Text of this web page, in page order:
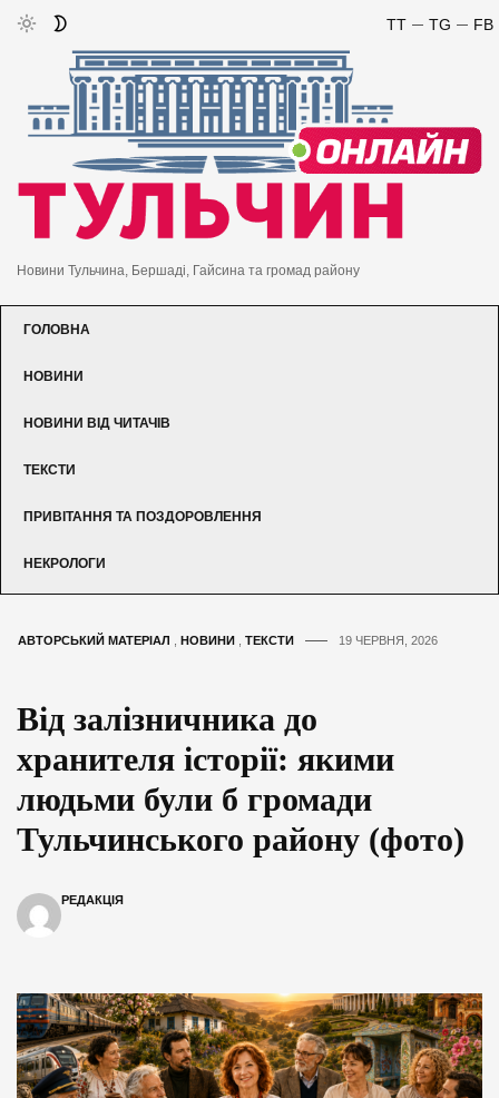
FB
TG
TT
Новини Тульчина, Бершаді, Гайсина та громад району
ГОЛОВНА
НОВИНИ
НОВИНИ ВІД ЧИТАЧІВ
ТЕКСТИ
ПРИВІТАННЯ ТА ПОЗДОРОВЛЕННЯ
НЕКРОЛОГИ
АВТОРСЬКИЙ МАТЕРІАЛ НОВИНИ ТЕКСТИ 19 ЧЕРВНЯ, 2026
Від залізничника до
хранителя історії: якими
людьми були б громади
Тульчинського району (фото)
РЕДАКЦІЯ